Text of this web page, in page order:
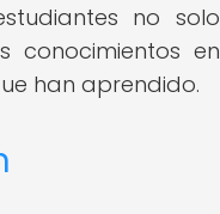
no solo
conocimientos en
han aprendido.